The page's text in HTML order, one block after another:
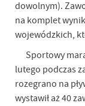
dowolnym).
na komplet
wojewódzkich,
Sportowy
lutego podczas
rozegrano na
wystawił aż 40